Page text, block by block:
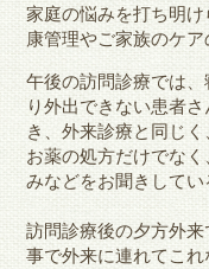
家庭の悩みを打ち明
康管理やご家族のケ
午後の訪問診療では、
り外出できない患者
き、外来診療と同じ
お薬の処方だけでなく
みなどをお聞きして
訪問診療後の夕方外来
事で外来に連れてこ